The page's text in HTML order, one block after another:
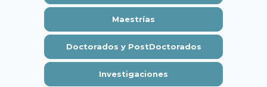
Maestrías
Doctorados y PostDoctorados
Investigaciones